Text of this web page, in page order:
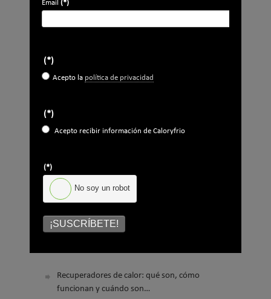
Acepto lapolítica de privacidad.
Recuperadores de calor: qué son, cómo
funcionan y cuándo son…
Email (*)
(*)
Acepto la política de privacidad
(*)
Acepto recibir información de Caloryfrio
(*)
No soy un robot
¡SUSCRÍBETE!